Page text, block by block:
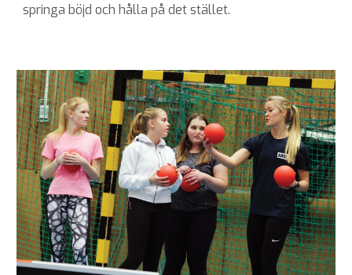
springa böjd och hålla på det stället.